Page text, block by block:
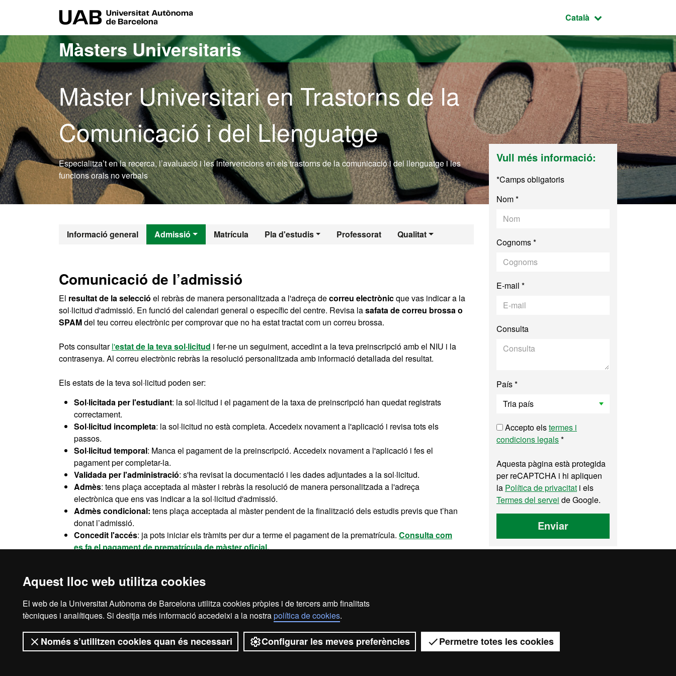
Aquest lloc web utilitza cookies
El web de la Universitat Autònoma de Barcelona utilitza cookies pròpies i de tercers amb finalitats
tècniques i analítiques. Si desitja més informació accedeixi a la nostrapolítica de cookies.
Només s’utilitzen cookies quan és necessari Configurar les meves preferències Permetre totes les cookies
Idioma seleccionat:
Català
Màsters Universitaris
Màster Universitari en Trastorns de la
Comunicació i del Llenguatge
Especialitza’t en la recerca, l’avaluació i les intervencions en els trastorns de la comunicació i del llenguatge i les
funcions orals no verbals
Informació general Admissió Matrícula Pla d'estudis Professorat Qualitat
Màster Oficial - Trastorns de la Comunicació i del
Comunicació de l’admissió
El resultat de la selecció el rebràs de manera personalitzada a l'adreça decorreu electrònicque vas indicar a la
sol·licitud d'admissió. En funció del calendari general o específic del centre. Revisa lasafata de correu brossa o
SPAMdel teu correu electrònic per comprovar que no ha estat tractat com un correu brossa.
Pots consultarl'estat de la teva sol·licitud i fer-ne un seguiment, accedint a la teva preinscripció amb el NIU i la
contrasenya. Al correu electrònic rebràs la resolució personalitzada amb informació detallada del resultat.
Els estats de la teva sol·licitud poden ser:
Sol·licitada per l'estudiant: la sol·licitud i el pagament de la taxa de preinscripció han quedat registrats
correctament.
Sol·licitud incompleta: la sol·licitud no està completa. Accedeix novament a l'aplicació i revisa tots els
passos.
Sol·licitud temporal: Manca el pagament de la preinscripció. Accedeix novament a l'aplicació i fes el
pagament per completar-la.
Validada per l'administració: s'ha revisat la documentació i les dades adjuntades a la sol·licitud.
Admès: tens plaça acceptada al màster i rebràs la resolució de manera personalitzada a l'adreça
electrònica que ens vas indicar a la sol·licitud d'admissió.
Admès condicional: tens plaça acceptada al màster pendent de la finalització dels estudis previs que t’han
donat l’admissió.
Concedit l'accés: ja pots iniciar els tràmits per dur a terme el pagament de la prematrícula. Consulta com
es fa el pagament de prematrícula de màster oficial.
farem arribar al teu correu electrònic.
Vull més informació:
*Camps obligatoris
Nom *
Cognoms *
E-mail *
Consulta
País *
Accepto elstermes i
condicions legals*
Aquesta pàgina està protegida
per reCAPTCHA i hi apliquen
la Política de privacitat i els
Termes del servei de Google.
Enviar
2026 Universitat Autònoma de Barcelona